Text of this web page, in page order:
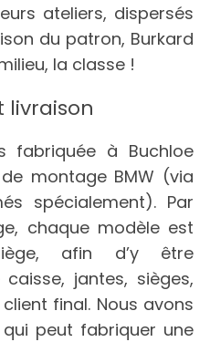
ateliers, dispersés
du patron, Burkard
la classe !
livraison
fabriquée à Buchloe
montage BMW (via
spécialement). Par
chaque modèle est
afin d’y être
jantes, sièges,
final. Nous avons
peut fabriquer une